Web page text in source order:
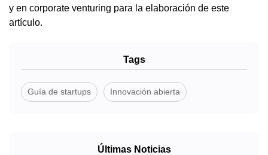
y en corporate venturing para la elaboración de este
artículo.
Tags
Guía de startups Innovación abierta
Últimas Noticias